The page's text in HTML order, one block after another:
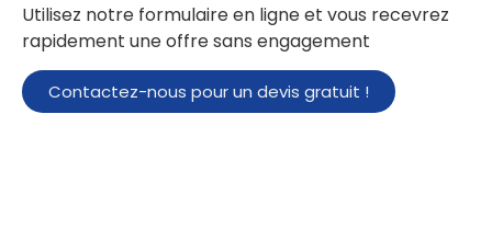
Utilisez notre formulaire en ligne et vous recevrez
rapidement une offre sans engagement
Contactez-nous pour un devis gratuit !